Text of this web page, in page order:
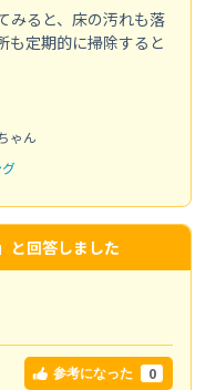
みると、床の汚れも落
も定期的に掃除すると
ゃん
と回答しました
参考になった 0